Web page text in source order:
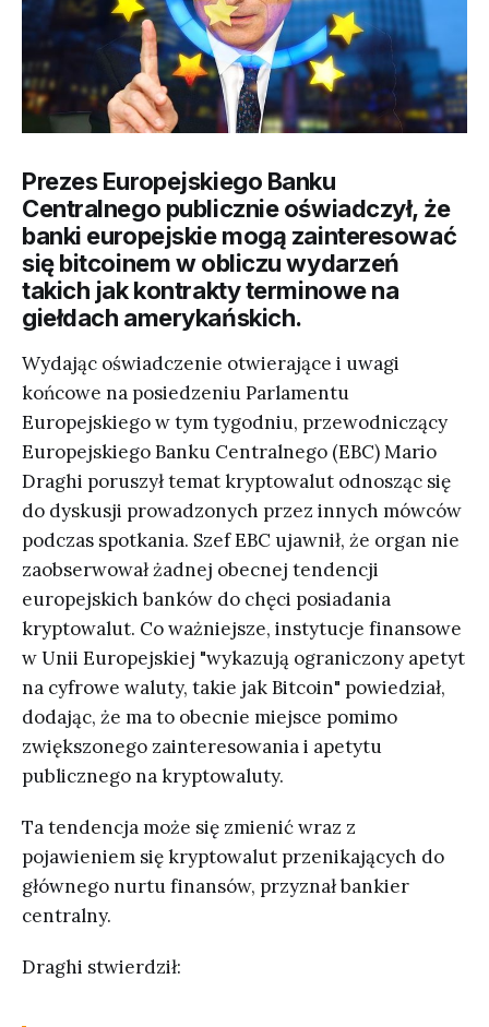
Prezes Europejskiego Banku
Centralnego publicznie oświadczył, że
banki europejskie mogą zainteresować
się bitcoinem w obliczu wydarzeń
takich jak kontrakty terminowe na
giełdach amerykańskich.
Wydając oświadczenie otwierające i uwagi
końcowe na posiedzeniu Parlamentu
Europejskiego w tym tygodniu, przewodniczący
Europejskiego Banku Centralnego (EBC) Mario
Draghi poruszył temat kryptowalut odnosząc się
do dyskusji prowadzonych przez innych mówców
podczas spotkania. Szef EBC ujawnił, że organ nie
zaobserwował żadnej obecnej tendencji
europejskich banków do chęci posiadania
kryptowalut. Co ważniejsze, instytucje finansowe
w Unii Europejskiej "wykazują ograniczony apetyt
na cyfrowe waluty, takie jak Bitcoin" powiedział,
dodając, że ma to obecnie miejsce pomimo
zwiększonego zainteresowania i apetytu
publicznego na kryptowaluty.
Ta tendencja może się zmienić wraz z
pojawieniem się kryptowalut przenikających do
głównego nurtu finansów, przyznał bankier
centralny.
Draghi stwierdził: